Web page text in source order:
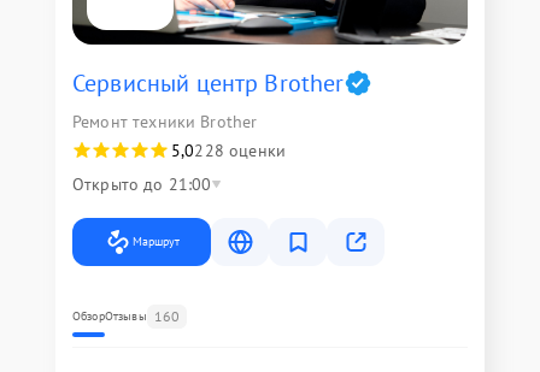
Сервисный центр Brother
Ремонт техники Brother
5,0228 оценки
Открыто до 21:00
Маршрут
ОбзорОтзывы 160